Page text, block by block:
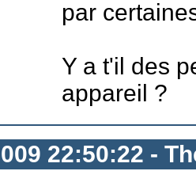
par
Y a t'il des
appareil ?
22:50:22 -